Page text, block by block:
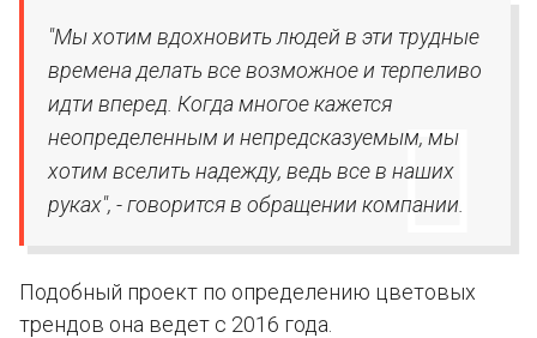
"Мы хотим вдохновить людей в эти трудные
времена делать все возможное и терпеливо
идти вперед. Когда многое кажется
неопределенным и непредсказуемым, мы
хотим вселить надежду, ведь все в наших
руках", - говорится в обращении компании.
Подобный проект по определению цветовых
трендов она ведет с 2016 года.